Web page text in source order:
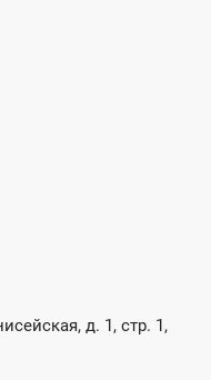
д. 1, стр. 1,